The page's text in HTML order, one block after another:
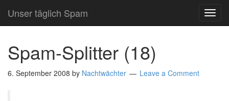
Unser täglich Spam
Spam-Splitter (18)
6. September 2008 by Nachtwächter Leave a Comment